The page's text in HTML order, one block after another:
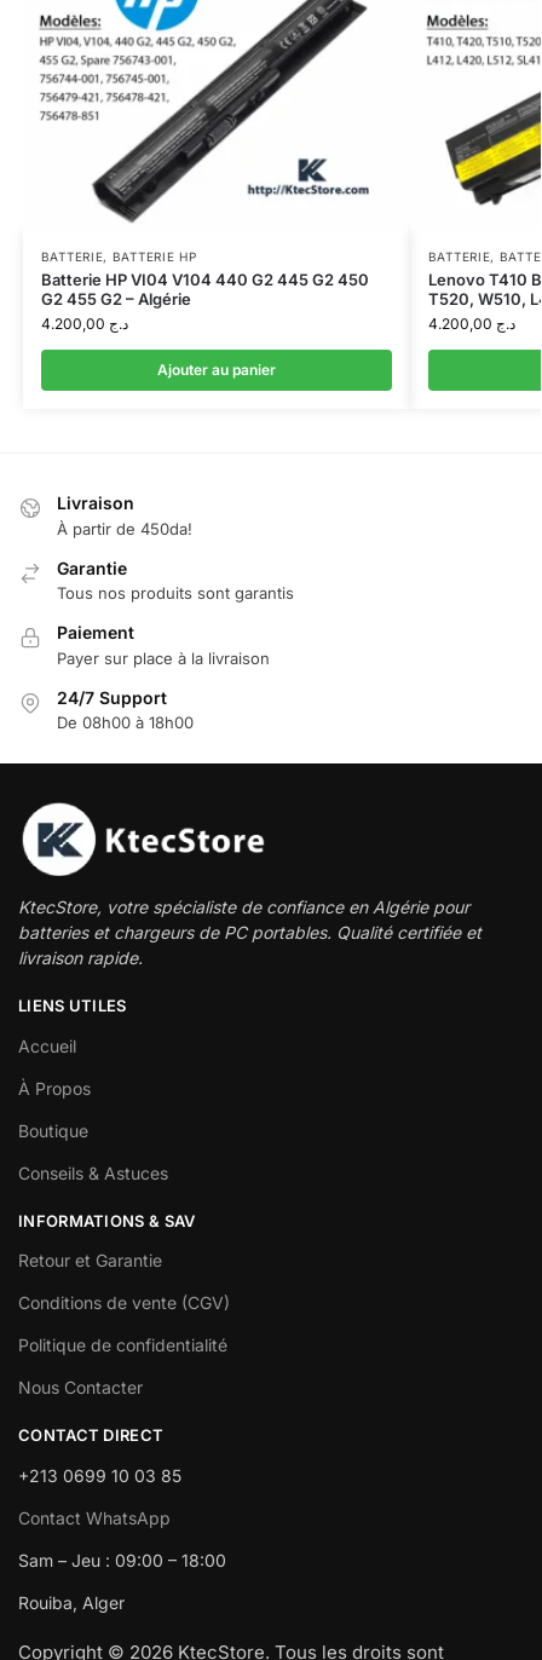
BATTERIE, BATTERIE HP
Batterie HP VI04 V104 440 G2 445 G2 450
G2 455 G2 – Algérie
د.ج
Ajouter au panier
BATTERIE,
Lenovo T410
T520, W510,
د.ج
Livraison
À partir de 450da!
Garantie
Tous nos produits sont garantis
Paiement
Payer sur place à la livraison
24/7 Support
De 08h00 à 18h00
KtecStore, votre spécialiste de confiance en Algérie pour
batteries et chargeurs de PC portables. Qualité certifiée et
livraison rapide.
LIENS UTILES
Accueil
À Propos
Boutique
Conseils & Astuces
INFORMATIONS & SAV
Retour et Garantie
Conditions de vente (CGV)
Politique de confidentialité
Nous Contacter
CONTACT DIRECT
+213 0699 10 03 85
Contact WhatsApp
Sam – Jeu : 09:00 – 18:00
Rouiba, Alger
Copyright © 2026 KtecStore. Tous les droits sont